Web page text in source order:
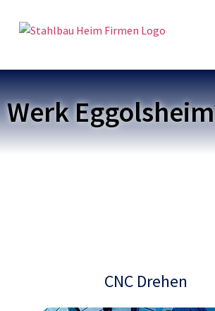
Werk Eggolsheim
CNC Drehen